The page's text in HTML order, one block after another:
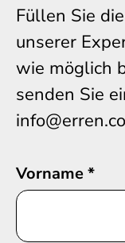
Füllen Sie
unserer
wie möglich
senden Sie
Vorname*